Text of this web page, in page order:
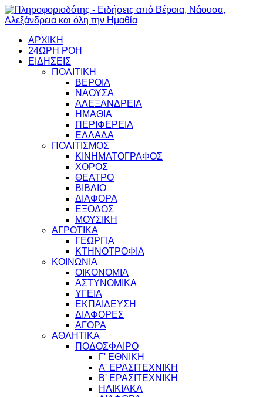
ΑΡΧΙΚΗ
24ΩΡΗ ΡΟΗ
ΕΙΔΗΣΕΙΣ
ΠΟΛΙΤΙΚΗ
ΒΕΡΟΙΑ
ΝΑΟΥΣΑ
ΑΛΕΞΑΝΔΡΕΙΑ
ΗΜΑΘΙΑ
ΠΕΡΙΦΕΡΕΙΑ
ΕΛΛΑΔΑ
ΠΟΛΙΤΙΣΜΟΣ
ΚΙΝΗΜΑΤΟΓΡΑΦΟΣ
ΧΟΡΟΣ
ΘΕΑΤΡΟ
ΒΙΒΛΙΟ
ΔΙΑΦΟΡΑ
ΕΞΟΔΟΣ
ΜΟΥΣΙΚΗ
ΑΓΡΟΤΙΚΑ
ΓΕΩΡΓΙΑ
ΚΤΗΝΟΤΡΟΦΙΑ
ΚΟΙΝΩΝΙΑ
ΟΙΚΟΝΟΜΙΑ
ΑΣΤΥΝΟΜΙΚΑ
ΥΓΕΙΑ
ΕΚΠΑΙΔΕΥΣΗ
ΔΙΑΦΟΡΕΣ
ΑΓΟΡΑ
ΑΘΛΗΤΙΚΑ
ΠΟΔΟΣΦΑΙΡΟ
Γ' ΕΘΝΙΚΗ
Α' ΕΡΑΣΙΤΕΧΝΙΚΗ
Β' ΕΡΑΣΙΤΕΧΝΙΚΗ
ΗΛΙΚΙΑΚΑ